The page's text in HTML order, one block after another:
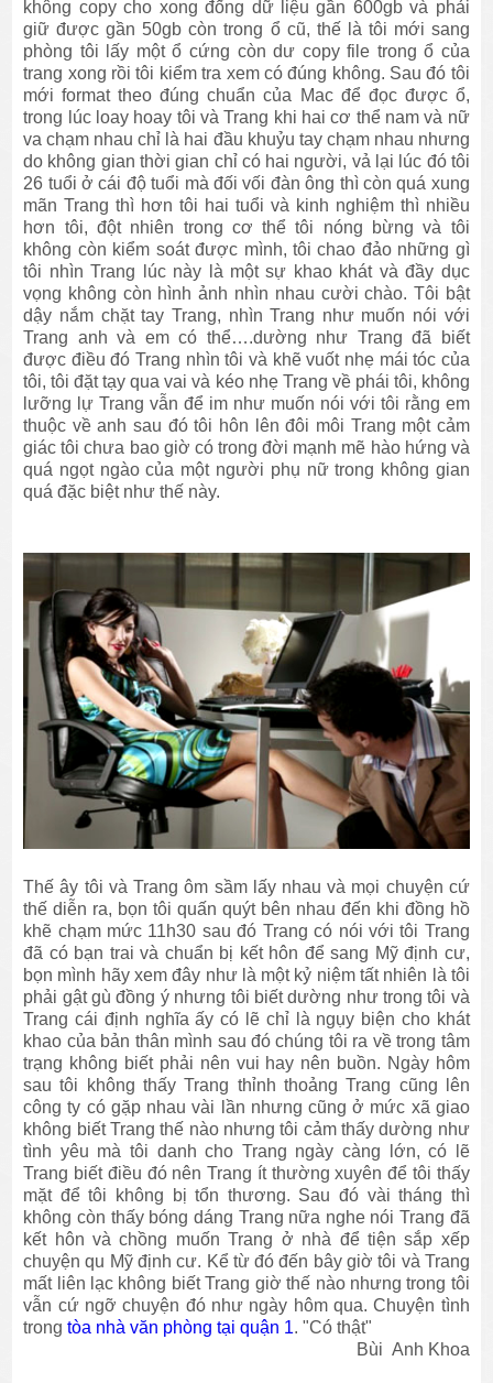
không copy cho xong đống dữ liệu gần 600gb và phải
giữ được gần 50gb còn trong ổ cũ, thế là tôi mới sang
phòng tôi lấy một ổ cứng còn dư copy file trong ổ của
trang xong rồi tôi kiểm tra xem có đúng không. Sau đó tôi
mới format theo đúng chuẩn của Mac để đọc được ổ,
trong lúc loay hoay tôi và Trang khi hai cơ thể nam và nữ
va chạm nhau chỉ là hai đầu khuỷu tay chạm nhau nhưng
do không gian thời gian chỉ có hai người, vả lại lúc đó tôi
26 tuổi ở cái độ tuổi mà đối vối đàn ông thì còn quá xung
mãn Trang thì hơn tôi hai tuổi và kinh nghiệm thì nhiều
hơn tôi, đột nhiên trong cơ thể tôi nóng bừng và tôi
không còn kiểm soát được mình, tôi chao đảo những gì
tôi nhìn Trang lúc này là một sự khao khát và đầy dục
vọng không còn hình ảnh nhìn nhau cười chào. Tôi bật
dậy nắm chặt tay Trang, nhìn Trang như muốn nói với
Trang anh và em có thể….dường như Trang đã biết
được điều đó Trang nhìn tôi và khẽ vuốt nhẹ mái tóc của
tôi, tôi đặt tạy qua vai và kéo nhẹ Trang về phái tôi, không
lưỡng lự Trang vẫn để im như muốn nói với tôi rằng em
thuộc về anh sau đó tôi hôn lên đôi môi Trang một cảm
giác tôi chưa bao giờ có trong đời mạnh mẽ hào hứng và
quá ngọt ngào của một người phụ nữ trong không gian
quá đặc biệt như thế này.
Thế ây tôi và Trang ôm sầm lấy nhau và mọi chuyện cứ
thế diễn ra, bọn tôi quấn quýt bên nhau đến khi đồng hồ
khẽ chạm mức 11h30 sau đó Trang có nói với tôi Trang
đã có bạn trai và chuẩn bị kết hôn để sang Mỹ định cư,
bọn mình hãy xem đây như là một kỷ niệm tất nhiên là tôi
phải gật gù đồng ý nhưng tôi biết dường như trong tôi và
Trang cái định nghĩa ấy có lẽ chỉ là ngụy biện cho khát
khao của bản thân mình sau đó chúng tôi ra về trong tâm
trạng không biết phải nên vui hay nên buồn. Ngày hôm
sau tôi không thấy Trang thỉnh thoảng Trang cũng lên
công ty có gặp nhau vài lần nhưng cũng ở mức xã giao
không biết Trang thế nào nhưng tôi cảm thấy dường như
tình yêu mà tôi danh cho Trang ngày càng lớn, có lẽ
Trang biết điều đó nên Trang ít thường xuyên để tôi thấy
mặt để tôi không bị tổn thương. Sau đó vài tháng thì
không còn thấy bóng dáng Trang nữa nghe nói Trang đã
kết hôn và chồng muốn Trang ở nhà để tiện sắp xếp
chuyện qu Mỹ định cư. Kể từ đó đến bây giờ tôi và Trang
mất liên lạc không biết Trang giờ thế nào nhưng trong tôi
vẫn cứ ngỡ chuyện đó như ngày hôm qua. Chuyện tình
trongtòa nhà văn phòng tại quận 1. "Có thật"
Bùi Anh Khoa